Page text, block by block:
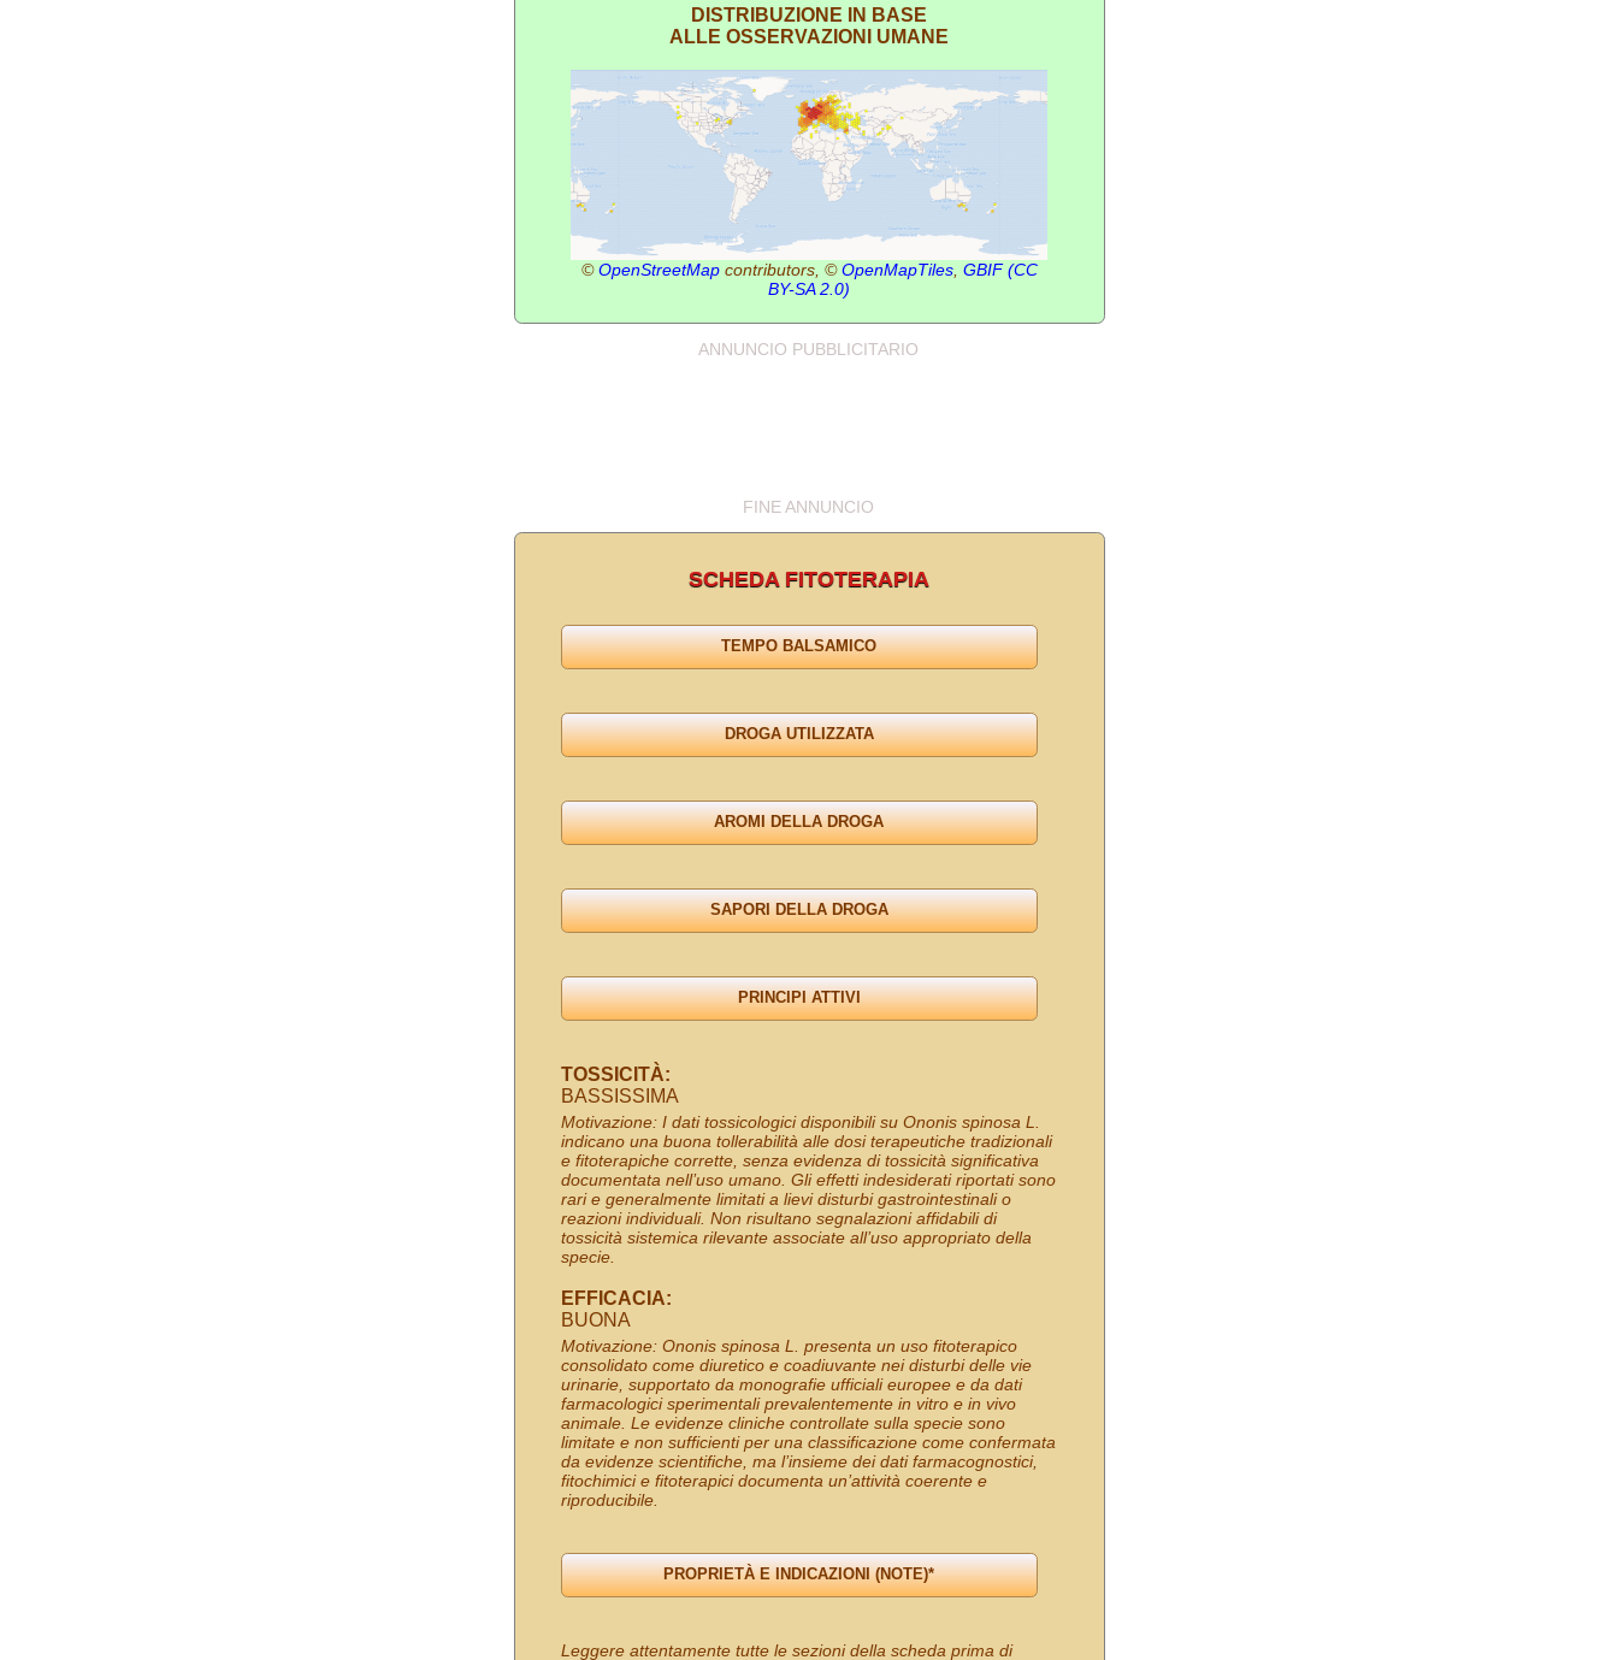
DISTRIBUZIONE IN BASE
ALLE OSSERVAZIONI UMANE
©OpenStreetMapcontributors, ©OpenMapTiles, GBIF (CC
BY-SA 2.0)
ANNUNCIO PUBBLICITARIO
FINE ANNUNCIO
SCHEDA FITOTERAPIA
TOSSICITÀ:
BASSISSIMA
Motivazione: I dati tossicologici disponibili su Ononis spinosa L.
indicano una buona tollerabilità alle dosi terapeutiche tradizionali
e fitoterapiche corrette, senza evidenza di tossicità significativa
documentata nell’uso umano. Gli effetti indesiderati riportati sono
rari e generalmente limitati a lievi disturbi gastrointestinali o
reazioni individuali. Non risultano segnalazioni affidabili di
tossicità sistemica rilevante associate all’uso appropriato della
specie.
EFFICACIA:
BUONA
Motivazione: Ononis spinosa L. presenta un uso fitoterapico
consolidato come diuretico e coadiuvante nei disturbi delle vie
urinarie, supportato da monografie ufficiali europee e da dati
farmacologici sperimentali prevalentemente in vitro e in vivo
animale. Le evidenze cliniche controllate sulla specie sono
limitate e non sufficienti per una classificazione come confermata
da evidenze scientifiche, ma l’insieme dei dati farmacognostici,
fitochimici e fitoterapici documenta un’attività coerente e
riproducibile.
Leggere attentamente tutte le sezioni della scheda prima di